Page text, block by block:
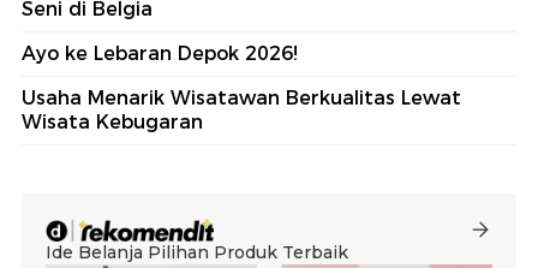
Seni di Belgia
Ayo ke Lebaran Depok 2026!
Usaha Menarik Wisatawan Berkualitas Lewat
Wisata Kebugaran